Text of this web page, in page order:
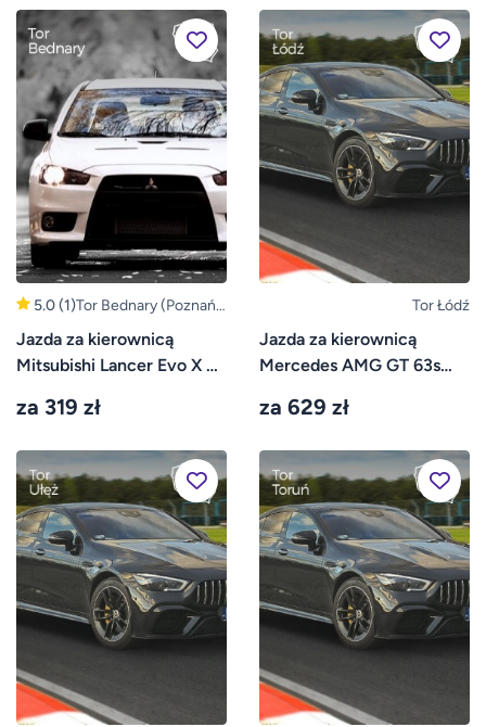
5.0(1)Tor Bednary (Poznań,
Gniezno)
Jazda za kierownicą
Mitsubishi Lancer Evo X –
za 319 zł
Tor Łódź
Jazda za kierownicą
Mercedes AMG GT 63s
za 629 zł